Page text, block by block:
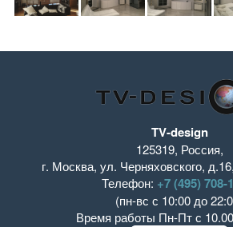
TV-design
125319, Россия,
г. Москва, ул. Черняховского, д.16,
Телефон: +7 (495) 708-
(пн-вс с 10:00 до
Время работы Пн-Пт с